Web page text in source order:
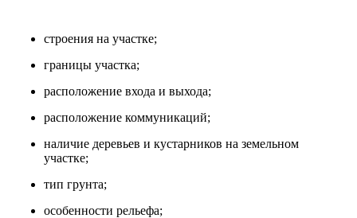
строения на участке;
границы участка;
расположение входа и выхода;
расположение коммуникаций;
наличие деревьев и кустарников на земельном
участке;
тип грунта;
особенности рельефа;